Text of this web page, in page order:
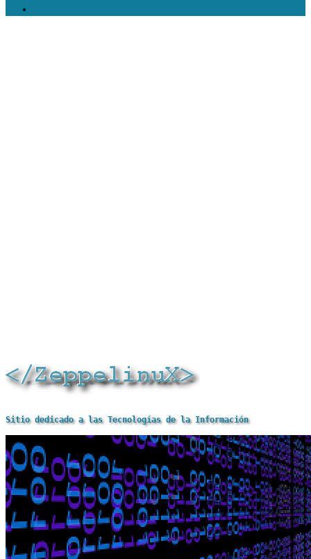
Sitio dedicado a las Tecnologías de la Información